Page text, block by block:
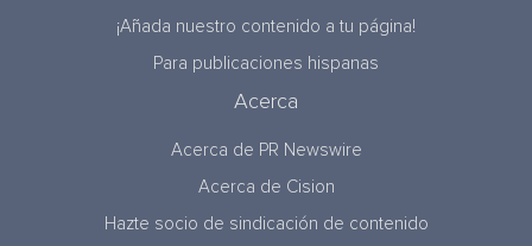
¡Añada nuestro contenido a tu página!
Para publicaciones hispanas
Acerca
Acerca de PR Newswire
Acerca de Cision
Hazte socio de sindicación de contenido